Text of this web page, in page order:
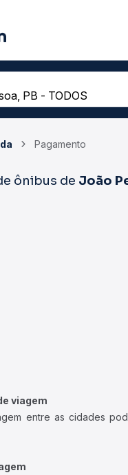
Pagamento
ônibus de João
viagem
entre as cidades